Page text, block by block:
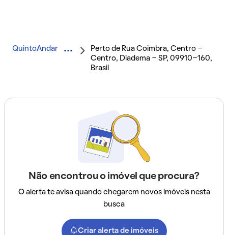
QuintoAndar
Perto de Rua Coimbra, Centro -
Centro, Diadema - SP, 09910-160,
Brasil
Não encontrou o imóvel que procura?
O alerta te avisa quando chegarem novos imóveis nesta
busca
Criar alerta de imóveis